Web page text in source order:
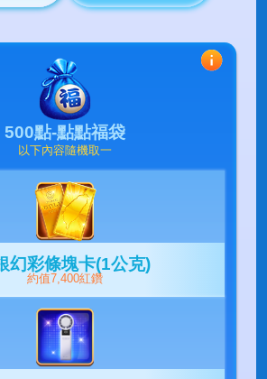
500點-點點福袋
以下內容隨機取一
幻彩條塊卡(1公克)
約值7,400紅鑽